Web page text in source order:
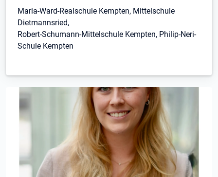
Maria-Ward-Realschule Kempten, Mittelschule
Dietmannsried,
Robert-Schumann-Mittelschule Kempten, Philip-Neri-
Schule Kempten